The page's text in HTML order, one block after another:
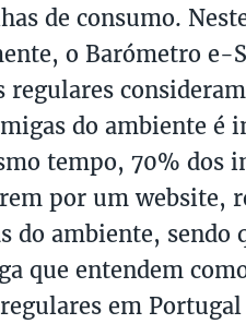
de consumo.
o Barómetro e-
do ambiente é
tempo, 70% dos
por um website,
do ambiente, sendo
que entendem
em